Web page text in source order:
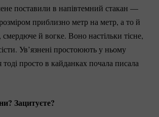
поставили в напівтемний стакан —
приблизно метр на метр, а то й
й вогке. Воно настільки тісне,
Ув’язнені простоюють у ньому
тоді просто в кайданках почала писала
Зацитуєте?